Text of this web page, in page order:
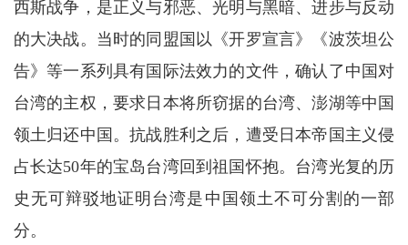
西斯战争，是正义与邪恶、光明与黑暗、进步与反动
的大决战。当时的同盟国以《开罗宣言》《波茨坦公
告》等一系列具有国际法效力的文件，确认了中国对
台湾的主权，要求日本将所窃据的台湾、澎湖等中国
领土归还中国。抗战胜利之后，遭受日本帝国主义侵
占长达50年的宝岛台湾回到祖国怀抱。台湾光复的历
史无可辩驳地证明台湾是中国领土不可分割的一部
分。